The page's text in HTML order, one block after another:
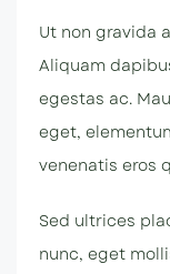
Ut non gravida
Aliquam
egestas ac.
eget,
venenatis eros
Sed ultrices
nunc, eget